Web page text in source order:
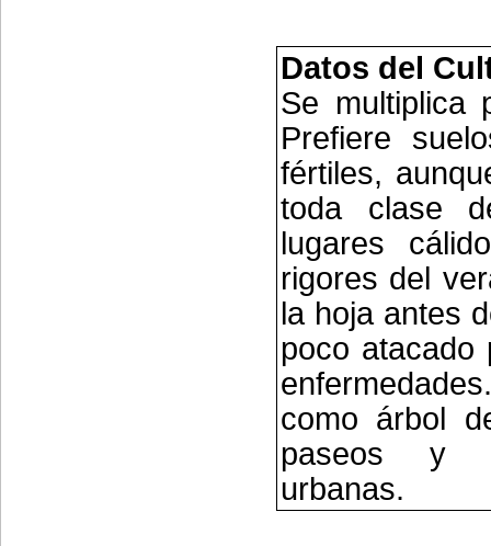
Datos del
Se multiplica
Prefiere
fértiles,
toda clase
lugares
rigores del
la hoja antes
poco atacado
como árbol
paseos y
urbanas.